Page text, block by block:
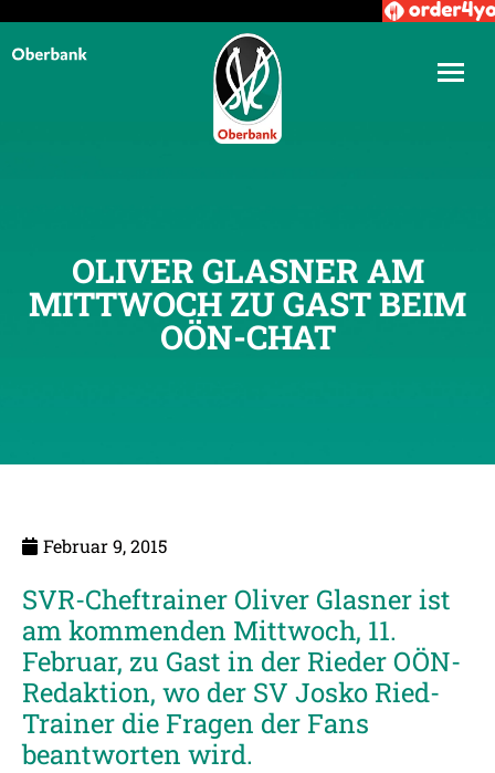
OLIVER GLASNER AM
MITTWOCH ZU GAST BEIM
OÖN-CHAT
Februar 9, 2015
SVR-Cheftrainer Oliver Glasner ist
am kommenden Mittwoch, 11.
Februar, zu Gast in der Rieder OÖN-
Redaktion, wo der SV Josko Ried-
Trainer die Fragen der Fans
beantworten wird.